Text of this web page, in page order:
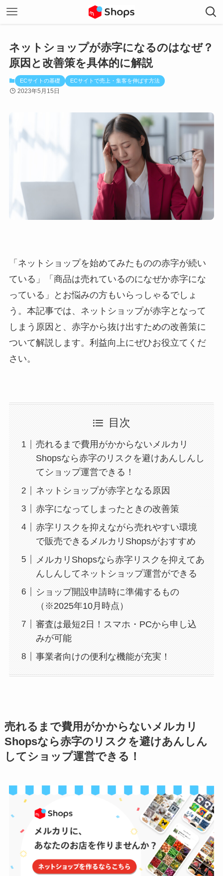
ネットショップが赤字になるのはなぜ？
原因と改善策を具体的に解説
ECサイトの基礎 ECサイトで売上・集客を伸ばす方法
2023年5月15日
「ネットショップを始めてみたものの赤字が続い
ている」「商品は売れているのになぜか赤字にな
っている」とお悩みの方もいらっしゃるでしょ
う。本記事では、ネットショップが赤字となって
しまう原因と、赤字から抜け出すための改善策に
ついて解説します。利益向上にぜひお役立てくだ
さい。
目次
売れるまで費用がかからないメルカリ
Shopsなら赤字のリスクを避けあんしんし
てショップ運営できる！
ネットショップが赤字となる原因
赤字になってしまったときの改善策
赤字リスクを抑えながら売れやすい環境
で販売できるメルカリShopsがおすすめ
メルカリShopsなら赤字リスクを抑えてあ
んしんしてネットショップ運営ができる
ショップ開設申請時に準備するもの
（※2025年10月時点）
審査は最短2日！スマホ・PCから申し込
みが可能
事業者向けの便利な機能が充実！
売れるまで費用がかからないメルカリ
Shopsなら赤字のリスクを避けあんしん
してショップ運営できる！